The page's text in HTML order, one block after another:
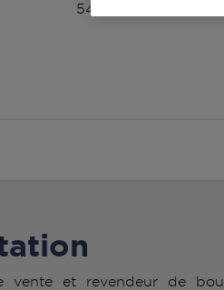
54540
vente et revendeur de